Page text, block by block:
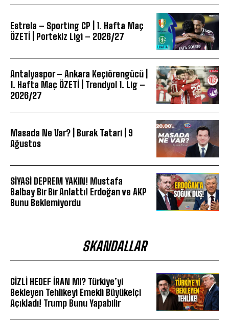
Estrela – Sporting CP | 1. Hafta Maç
ÖZETİ | Portekiz Ligi – 2026/27
Antalyaspor – Ankara Keçiörengücü |
1. Hafta Maç ÖZETİ | Trendyol 1. Lig –
2026/27
Masada Ne Var? | Burak Tatari | 9
Ağustos
SİYASİ DEPREM YAKIN! Mustafa
Balbay Bir Bir Anlattı! Erdoğan ve AKP
Bunu Beklemiyordu
SKANDALLAR
GİZLİ HEDEF İRAN MI? Türkiye’yi
Bekleyen Tehlikeyi Emekli Büyükelçi
Açıkladı! Trump Bunu Yapabilir